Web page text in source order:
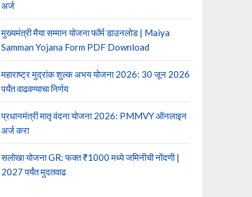
अर्ज
मुख्यमंत्री मैया सम्मान योजना फॉर्म डाउनलोड | Maiya
Samman Yojana Form PDF Download
महाराष्ट्र मुद्रांक शुल्क अभय योजना 2026: 30 जून 2026
पर्यंत वाढवण्याचा निर्णय
प्रधानमंत्री मातृ वंदना योजना 2026: PMMVY ऑनलाइन
अर्ज करा
सलोखा योजना GR: फक्त ₹1000 मध्ये जमिनीची नोंदणी |
2027 पर्यंत मुदतवाढ